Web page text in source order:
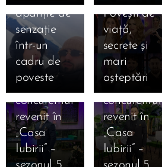
apariție de
senzație
într-un
cadru de
poveste
Povești de
viață,
secrete și
mari
așteptări
12.01.2026
Cine este
Danciu
Marius,
concurentul
revenit în
„Casa
Iubirii” –
12.01.2026
Cine este
Robert
Gabriel
Mihai,
concurentul
revenit în
„Casa
Iubirii” –
12.01.2026
Cine este
12.01.2026
Cine este
Alexandru